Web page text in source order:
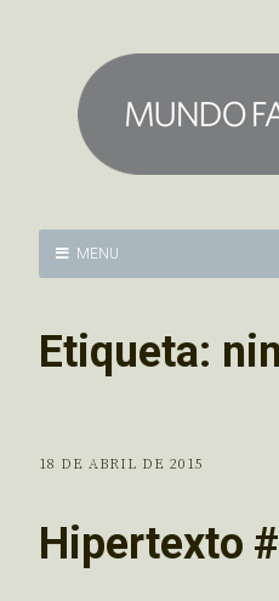
MENU
Etiqueta:
18 DE ABRIL DE 2015
Hipertexto